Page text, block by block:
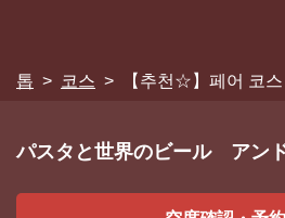
톱 코스 【추천☆】페어 코
パスタと世界のビール アン